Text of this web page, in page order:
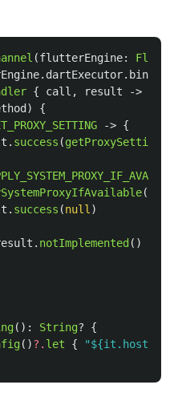
(flutterEngine:
. dartExecutor.
{ call , result
->
)
{
-> {
. success (getProxySetting
()
. success (null )
. notImplemented ()
(): String?
{
()?. let {